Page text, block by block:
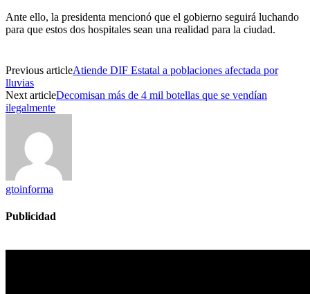
Ante ello, la presidenta mencionó que el gobierno seguirá luchando
para que estos dos hospitales sean una realidad para la ciudad.
Previous articleAtiende DIF Estatal a poblaciones afectada por
lluvias
Next articleDecomisan más de 4 mil botellas que se vendían
ilegalmente
gtoinforma
Publicidad